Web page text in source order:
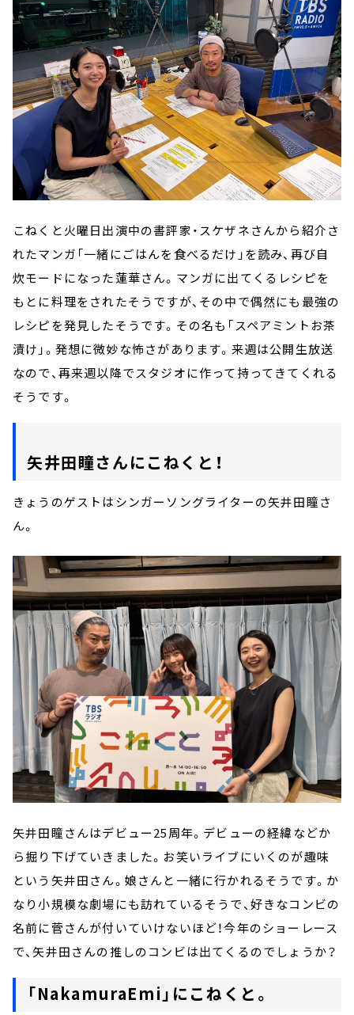
こねくと火曜日出演中の書評家・スケザネさんから紹介さ
れたマンガ「一緒にごはんを食べるだけ」を読み、再び自
炊モードになった蓮華さん。マンガに出てくるレシピを
もとに料理をされたそうですが、その中で偶然にも最強の
レシピを発見したそうです。その名も「スペアミントお茶
漬け」。発想に微妙な怖さがあります。来週は公開生放送
なので、再来週以降でスタジオに作って持ってきてくれる
そうです。
矢井田瞳さんにこねくと！
きょうのゲストはシンガーソングライターの矢井田瞳さ
ん。
矢井田瞳さんはデビュー25周年。デビューの経緯などか
ら掘り下げていきました。お笑いライブにいくのが趣味
という矢井田さん。娘さんと一緒に行かれるそうです。か
なり小規模な劇場にも訪れているそうで、好きなコンビの
名前に菅さんが付いていけないほど！今年のショーレース
で、矢井田さんの推しのコンビは出てくるのでしょうか？
「NakamuraEmi」にこねくと。